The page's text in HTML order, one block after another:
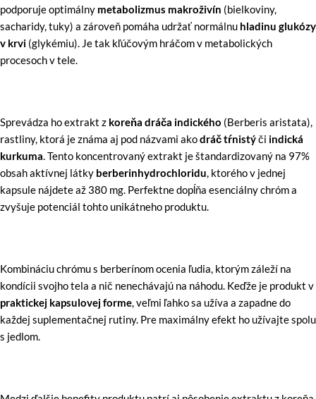
podporuje optimálny metabolizmus makroživín (bielkoviny,
sacharidy, tuky) a zároveň pomáha udržať normálnu hladinu glukózy
v krvi (glykémiu). Je tak kľúčovým hráčom v metabolických
procesoch v tele.
Sprevádza ho extrakt z koreňa dráča indického (Berberis aristata),
rastliny, ktorá je známa aj pod názvami akodráč tŕnistýči indická
kurkuma. Tento koncentrovaný extrakt je štandardizovaný na 97%
obsah aktívnej látky berberinhydrochloridu, ktorého v jednej
kapsule nájdete až 380 mg. Perfektne dopĺňa esenciálny chróm a
zvyšuje potenciál tohto unikátneho produktu.
Kombináciu chrómu s berberínom ocenia ľudia, ktorým záleží na
kondícii svojho tela a nič nenechávajú na náhodu. Keďže je produkt v
praktickej kapsulovej forme, veľmi ľahko sa užíva a zapadne do
každej suplementačnej rutiny. Pre maximálny efekt ho užívajte spolu
s jedlom.